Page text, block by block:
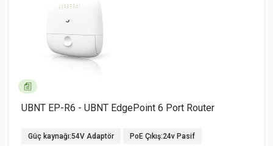
UBNT EP-R6 - UBNT EdgePoint 6 Port Router
Güç kaynağı:54V Adaptör PoE Çıkış:24v Pasif